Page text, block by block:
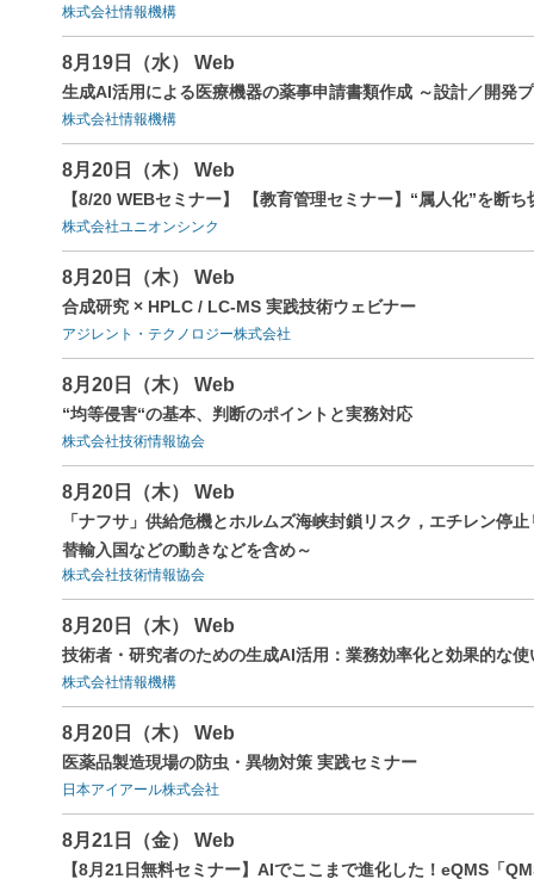
株式会社情報機構
8月19日（水） Web
生成AI活用による医療機器の薬事申請書類作成 ～設計／開発
株式会社情報機構
8月20日（木） Web
【8/20 WEBセミナー】 【教育管理セミナー】“属人化”を断
株式会社ユニオンシンク
8月20日（木） Web
合成研究 × HPLC / LC-MS 実践技術ウェビナー
アジレント・テクノロジー株式会社
8月20日（木） Web
“均等侵害“の基本、判断のポイントと実務対応
株式会社技術情報協会
8月20日（木） Web
「ナフサ」供給危機とホルムズ海峡封鎖リスク，エチレン停
替輸入国などの動きなどを含め～
株式会社技術情報協会
8月20日（木） Web
技術者・研究者のための生成AI活用：業務効率化と効果的な
株式会社情報機構
8月20日（木） Web
医薬品製造現場の防虫・異物対策 実践セミナー
日本アイアール株式会社
8月21日（金） Web
【8月21日無料セミナー】AIでここまで進化した！eQMS「